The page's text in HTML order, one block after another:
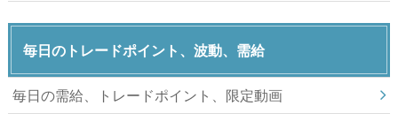
毎日のトレードポイント、波動、需給
毎日の需給、トレードポイント、限定動画